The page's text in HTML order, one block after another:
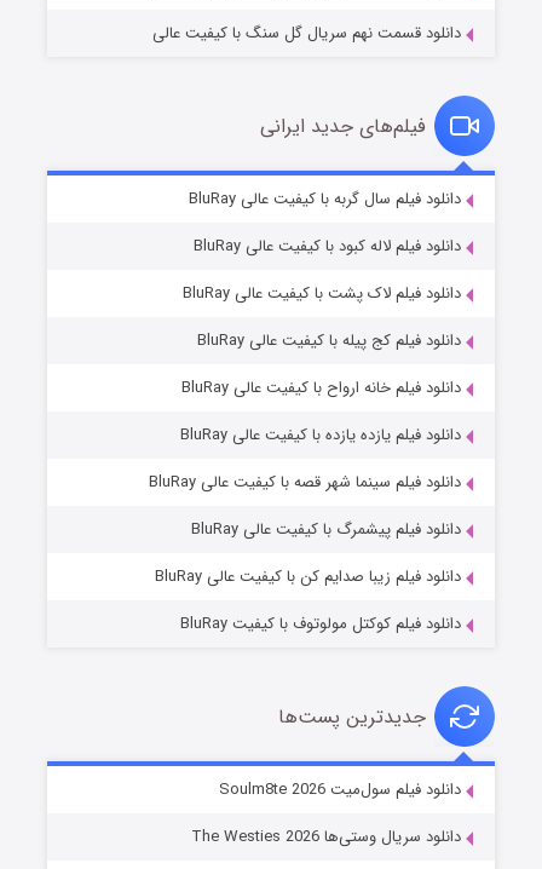
قسمت۷ (زیرنویس) منتشر شد
شوگر فصل ۲
خاندان اژدها فصل ۳
دانلود قسمت نهم سریال گل سنگ با کیفیت عالی
فیلم‌های جدید ایرانی
دانلود فیلم سال گربه با کیفیت عالی BluRay
دانلود فیلم لاله کبود با کیفیت عالی BluRay
دانلود فیلم لاک پشت با کیفیت عالی BluRay
دانلود فیلم کج‌ پیله با کیفیت عالی BluRay
دانلود فیلم خانه ارواح با کیفیت عالی BluRay
دانلود فیلم یازده یازده با کیفیت عالی BluRay
دانلود فیلم سینما شهر قصه با کیفیت عالی BluRay
دانلود فیلم پیشمرگ با کیفیت عالی BluRay
دانلود فیلم زیبا صدایم کن با کیفیت عالی BluRay
دانلود فیلم کوکتل مولوتوف با کیفیت BluRay
جدیدترین پست‌ها
دانلود فیلم سول‌میت Soulm8te 2026
دانلود سریال وستی‌ها The Westies 2026